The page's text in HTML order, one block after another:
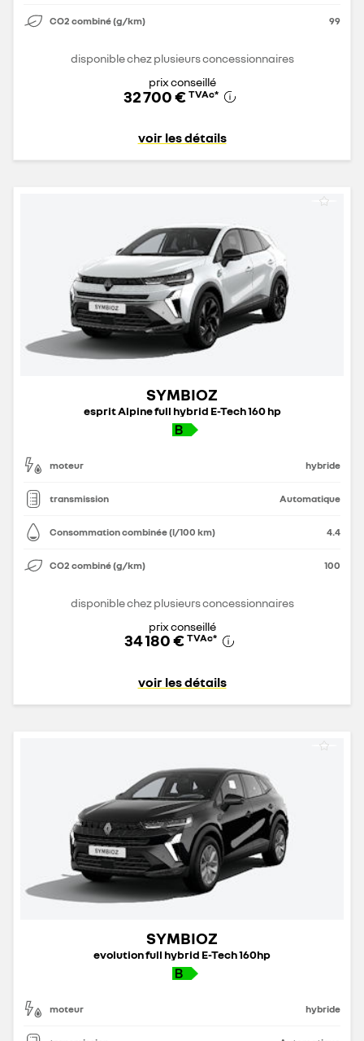
CO2 combiné (g/km) 99
disponible chez plusieurs concessionnaires
prix conseillé
32 700 € TVAc*
voir les détails
SYMBIOZ
esprit Alpine full hybrid E-Tech 160 hp
moteur hybride
transmission Automatique
Consommation combinée (l/100 km) 4.4
CO2 combiné (g/km) 100
disponible chez plusieurs concessionnaires
prix conseillé
34 180 € TVAc*
voir les détails
SYMBIOZ
evolution full hybrid E-Tech 160hp
moteur hybride